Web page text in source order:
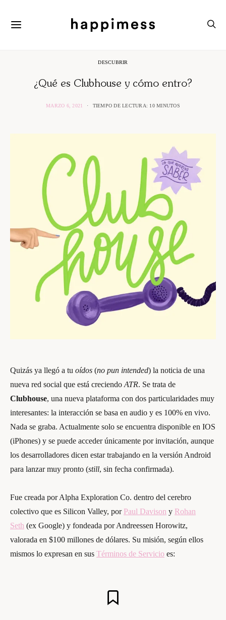
DESCUBRIR
¿Qué es Clubhouse y cómo entro?
MARZO 6, 2021 TIEMPO DE LECTURA: 10 MINUTOS
Quizás ya llegó a tu oídos (no pun intended) la noticia de una
nueva red social que está creciendo ATR. Se trata de
Clubhouse, una nueva plataforma con dos particularidades muy
interesantes: la interacción se basa en audio y es 100% en vivo.
Nada se graba. Actualmente solo se encuentra disponible en IOS
(iPhones) y se puede acceder únicamente por invitación, aunque
los desarrolladores dicen estar trabajando en la versión Android
para lanzar muy pronto (still, sin fecha confirmada).
Fue creada por Alpha Exploration Co. dentro del cerebro
colectivo que es Silicon Valley, por Paul Davison y Rohan
Seth (ex Google) y fondeada por Andreessen Horowitz,
valorada en $100 millones de dólares. Su misión, según ellos
mismos lo expresan en sus Términos de Servicio es: